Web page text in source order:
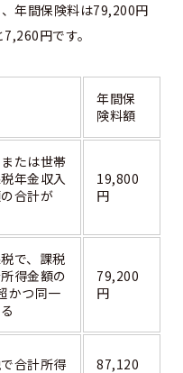
年間保険料は79,200円
円です。
年間保
険料額
たは世帯
年金収入
合計が
19,800
円
で、課税
得金額の
かつ同一
79,200
円
合計所得
87,120